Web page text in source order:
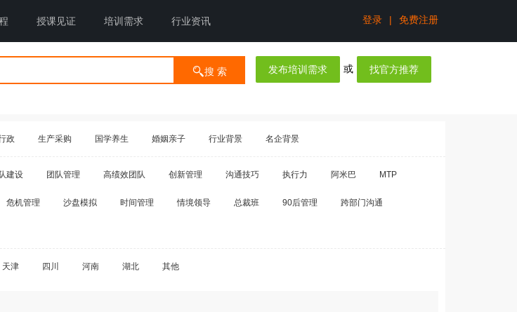
授课见证 培训需求 行业资讯 登录 | 免费注册
搜 索
发布培训需求 或 找官方推荐
政 生产采购 国学养生 婚姻亲子 行业背景 名企背景
建设 团队管理 高绩效团队 创新管理 沟通技巧 执行力 阿米巴 MTP
危机管理 沙盘模拟 时间管理 情境领导 总裁班 90后管理 跨部门沟通
天津 四川 河南 湖北 其他